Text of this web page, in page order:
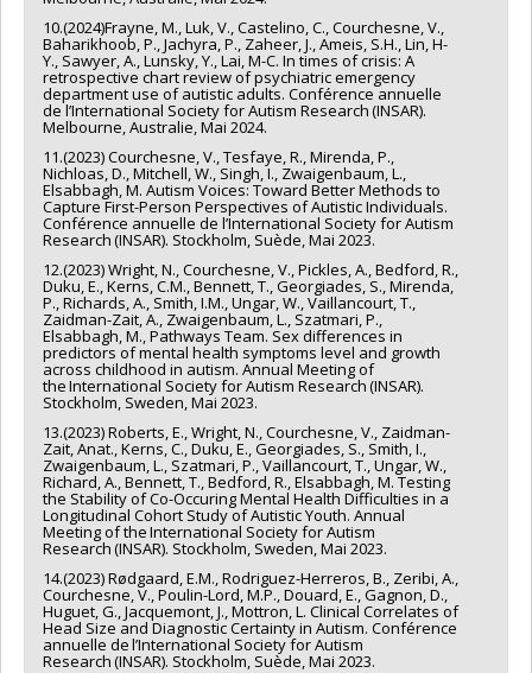
10.(2024)Frayne, M., Luk, V., Castelino, C., Courchesne, V.,
Baharikhoob, P., Jachyra, P., Zaheer, J., Ameis, S.H., Lin, H-
Y., Sawyer, A., Lunsky, Y., Lai, M-C. In times of crisis: A
retrospective chart review of psychiatric emergency
department use of autistic adults. Conférence annuelle
de l’International Society for Autism Research (INSAR).
Melbourne, Australie, Mai 2024.
11.(2023) Courchesne, V., Tesfaye, R., Mirenda, P.,
Nichloas, D., Mitchell, W., Singh, I., Zwaigenbaum, L.,
Elsabbagh, M. Autism Voices: Toward Better Methods to
Capture First-Person Perspectives of Autistic Individuals.
Conférence annuelle de l’International Society for Autism
Research (INSAR). Stockholm, Suède, Mai 2023.
12.(2023) Wright, N., Courchesne, V., Pickles, A., Bedford, R.,
Duku, E., Kerns, C.M., Bennett, T., Georgiades, S., Mirenda,
P., Richards, A., Smith, I.M., Ungar, W., Vaillancourt, T.,
Zaidman-Zait, A., Zwaigenbaum, L., Szatmari, P.,
Elsabbagh, M., Pathways Team. Sex differences in
predictors of mental health symptoms level and growth
across childhood in autism. Annual Meeting of
the International Society for Autism Research (INSAR).
Stockholm, Sweden, Mai 2023.
13.(2023) Roberts, E., Wright, N., Courchesne, V., Zaidman-
Zait, Anat., Kerns, C., Duku, E., Georgiades, S., Smith, I.,
Zwaigenbaum, L., Szatmari, P., Vaillancourt, T., Ungar, W.,
Richard, A., Bennett, T., Bedford, R., Elsabbagh, M. Testing
the Stability of Co-Occuring Mental Health Difficulties in a
Longitudinal Cohort Study of Autistic Youth. Annual
Meeting of the International Society for Autism
Research (INSAR). Stockholm, Sweden, Mai 2023.
14.(2023) Rødgaard, E.M., Rodriguez-Herreros, B., Zeribi, A.,
Courchesne, V., Poulin-Lord, M.P., Douard, E., Gagnon, D.,
Huguet, G., Jacquemont, J., Mottron, L. Clinical Correlates of
Head Size and Diagnostic Certainty in Autism. Conférence
annuelle de l’International Society for Autism
Research (INSAR). Stockholm, Suède, Mai 2023.